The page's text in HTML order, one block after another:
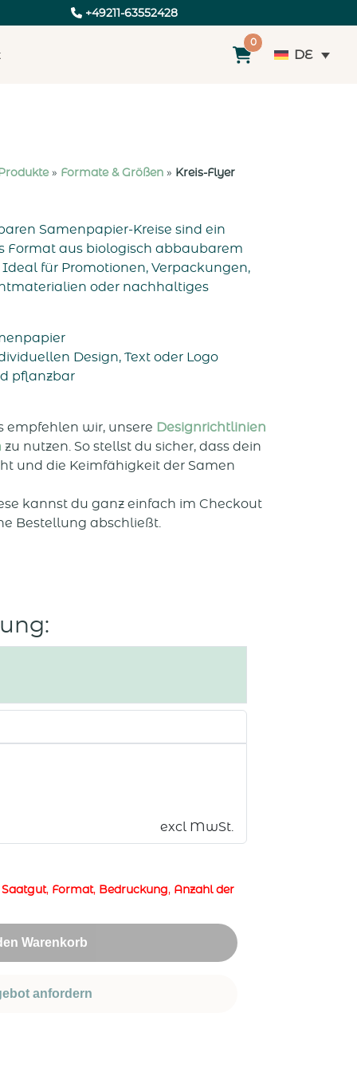
+49211-63552428
0
DE
» Formate & Größen » Kreis-Flyer
Samenpapier-Kreise sind ein
Format aus biologisch abbaubarem
für Promotionen, Verpackungen,
oder nachhaltiges
Design, Text oder Logo
pflanzbar
empfehlen wir, unsere Designrichtlinien
zu nutzen. So stellst du sicher, dass dein
und die Keimfähigkeit der Samen
kannst du ganz einfach im Checkout
Bestellung abschließt.
excl MwSt.
Saatgut, Format, Bedruckung, Anzahl der
Warenkorb
anfordern